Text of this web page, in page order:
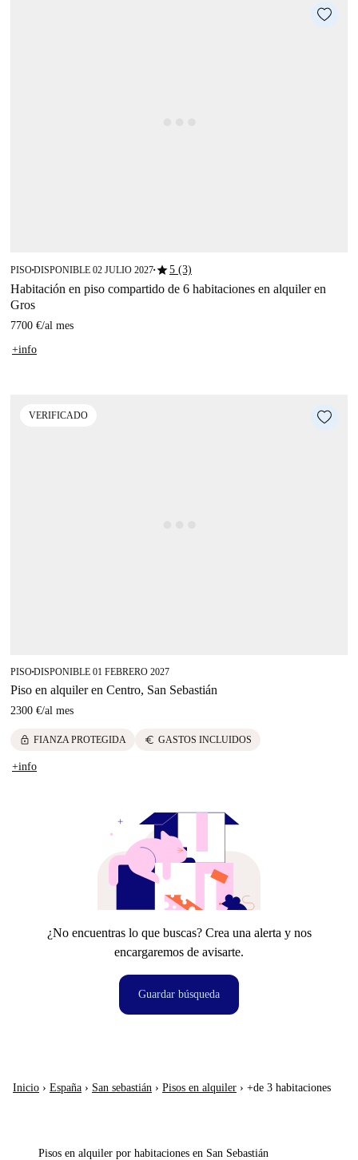
PISO■DISPONIBLE 02 JULIO 2027■star5 (3)
Habitación en piso compartido de 6 habitaciones en alquiler en
Gros
7700 €/al mes
+info
VERIFICADO
PISO■DISPONIBLE 01 FEBRERO 2027
Piso en alquiler en Centro, San Sebastián
2300 €/al mes
lock FIANZA PROTEGIDA euro GASTOS INCLUIDOS
+info
¿No encuentras lo que buscas? Crea una alerta y nos
encargaremos de avisarte.
Guardar búsqueda
Inicio › España › San sebastián › Pisos en alquiler › +de 3 habitaciones
Pisos en alquiler por habitaciones en San Sebastián